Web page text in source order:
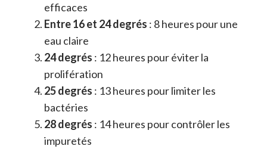
efficaces
Entre 16 et 24 degrés : 8 heures pour une
eau claire
24 degrés : 12 heures pour éviter la
prolifération
25 degrés : 13 heures pour limiter les
bactéries
28 degrés : 14 heures pour contrôler les
impuretés